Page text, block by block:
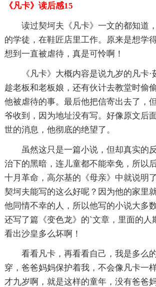
《凡卡》读后感15
读过契坷夫《凡卡》一文的都知道
的学徒，在鞋匠店里工作。原来是想学
想到一直被虐待，真是可怜啊！
《凡卡》大概内容是说九岁的凡卡
趁老板和老板娘，还有伙计去教堂时偷
他被虐待的事。最后他把信寄出去了，
爷收到，因为地址没有写。好像原文后
世的消息，他彻底的绝望了。
虽然这只是一篇小说，但却真实的
治下的黑暗，连儿童都不能幸免，所以
十月革命，高尔基的《母亲》中就说明
契坷夫能写的这么好呢？因为他的家里
他同情不幸的人，所以他写的小说大多
还写了篇《变色龙》的`文章，里面的人
看出沙皇多么坏啊！
看看凡卡，再看看自己，我是多么
穿，爸爸妈妈保护着我，不会像凡卡一
才九岁啊，就是这样的童年，没有爸爸